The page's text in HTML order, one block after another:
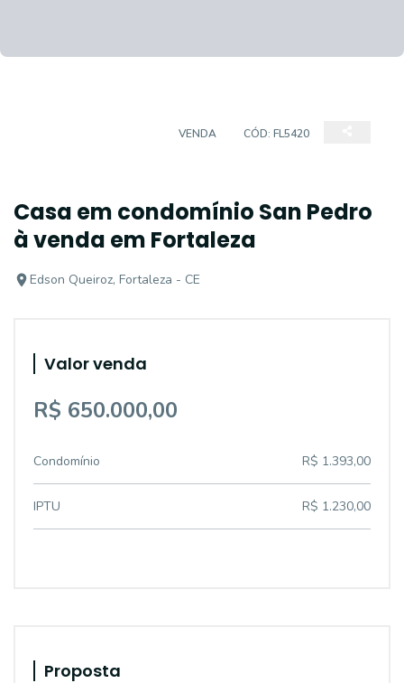
VENDA CÓD: FL5420
Casa em condomínio San Pedro
à venda em Fortaleza
Edson Queiroz, Fortaleza - CE
Valor venda
R$ 650.000,00
Condomínio R$ 1.393,00
IPTU R$ 1.230,00
Proposta